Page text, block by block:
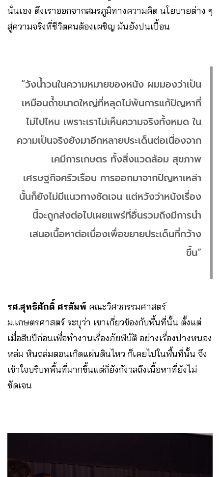
นั่นเอง ดึงเราออกจากสมรภูมิทางความคิด นโยบายต่าง ๆ
สู่ความจริงที่ชีวิตคนต้องเผชิญ มันยังปนเปื้อน
“วังน้ำวนในความหมายของหนัง ผมมองว่าเป็น
เหมือนถ้ำขนาดใหญ่ที่หลุดไม่พ้นการแก้ปัญหาที่
ไม่ไปไหน เพราะเราไม่เห็นความจริงทั้งหมด ใน
ความเป็นจริงยังมาอีกหลายประเด็นต่อเนื่องจาก
เคมีการเกษตร ทั้งสิ่งแวดล้อม สุขภาพ
เศรษฐกิจครัวเรือน การออกมาจากปัญหาเหล่า
นั้นก็ยังไม่มีแนวทางชัดเจน แต่หวังว่าหนังเรื่อง
นี้จะถูกส่งต่อไปเผยแพร่ที่อื่นรวมถึงมีการนำ
เสนอเนื้อหาต่อเนื่องเพื่อขยายประเด็นที่กว้าง
ขึ้น”
รศ.สุทธิศักดิ์ ศรลัมพ์ คณะวิศวกรรมศาสตร์
ม.เกษตรศาสตร์ ระบุว่า เขาเกี่ยวข้องกับพื้นที่นั้น ตั้งแต่
เมื่อสิบปีก่อนเพื่อทำงานเรื่องภัยพิบัติ อย่างเรื่องปางหนอง
หล่ม หินถล่มตอนเกิดแผ่นดินไหว ก็เคยไปในพื้นที่นั้น จึง
เข้าใจบริบทพื้นที่มากขึ้นแต่ก็ยังกังวลถึงเนื้อหาที่ยังไม่
ชัดเจน